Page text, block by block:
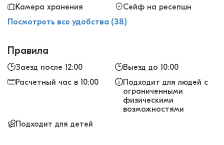
Камера хранения
Сейф на ресепшн
Посмотреть все удобства (38)
Правила
Заезд после 12:00
Выезд до 10:00
Расчетный час в 10:00
Подходит для людей с
ограниченными
физическими
возможностями
Подходит для детей